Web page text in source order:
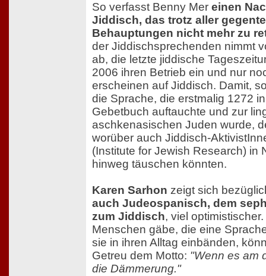
So verfasst Benny Mer einen
Jiddisch, das trotz aller
Behauptungen nicht mehr zu
der Jiddischsprechenden nimmt
ab, die letzte jiddische
2006 ihren Betrieb ein und nur
erscheinen auf Jiddisch. Damit,
die Sprache, die erstmalig 1272
Gebetbuch auftauchte und zur
aschkenasischen Juden wurde,
worüber auch Jiddisch-
(Institute for Jewish Research) in
hinweg täuschen könnten.
Karen Sarhon zeigt sich
auch Judeospanisch, dem
zum Jiddisch, viel
Menschen gäbe, die eine
sie in ihren Alltag einbänden,
Getreu dem Motto: "Wenn es am
die Dämmerung."